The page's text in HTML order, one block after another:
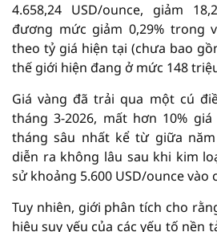
4.658,24 USD/ounce, giảm
đương mức giảm 0,29% trong
theo tỷ giá hiện tại (chưa bao
thế giới hiện đang ở mức 148
Giá vàng đã trải qua một cú
tháng 3-2026, mất hơn 10%
tháng sâu nhất kể từ giữa
diễn ra không lâu sau khi kim
sử khoảng 5.600 USD/ounce vào
Tuy nhiên, giới phân tích cho
hiệu suy yếu của các yếu tố nền